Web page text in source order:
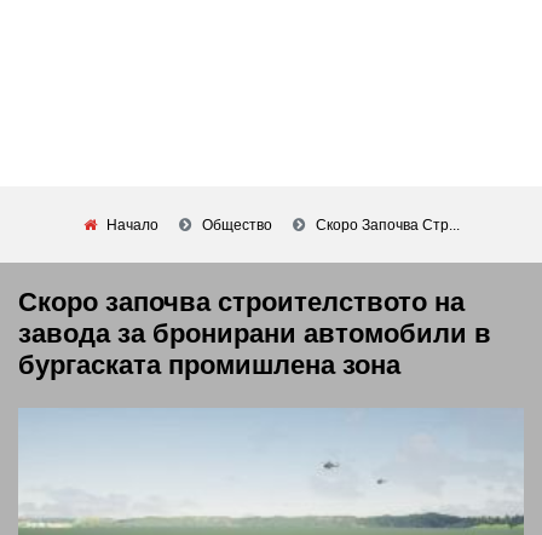
Начало Общество Скоро Започва Стр...
Скоро започва строителството на
завода за бронирани автомобили в
бургаската промишлена зона